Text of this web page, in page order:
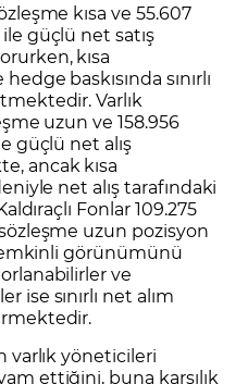
kısa ve 55.607
güçlü net satış
kısa
baskısında sınırlı
Varlık
uzun ve 158.956
güçlü net alış
ancak kısa
net alış tarafındaki
Fonlar 109.275
uzun pozisyon
görünümünü
ve
ise sınırlı net alım
varlık yöneticileri
ettiğini, buna karşılık